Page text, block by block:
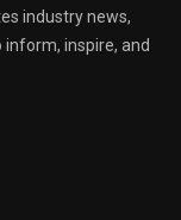
industry news,
inspire, and